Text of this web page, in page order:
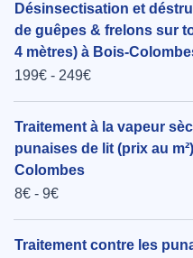
Désinsectisation et
de guêpes & frelons sur
4 mètres) à Bois-
199€ - 249€
Traitement à la vapeur
punaises de lit (prix au
Colombes
8€ - 9€
Traitement contre les